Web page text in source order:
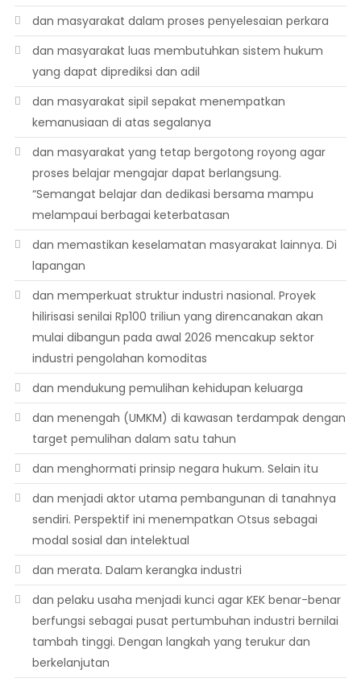
dan masyarakat dalam proses penyelesaian perkara
dan masyarakat luas membutuhkan sistem hukum
yang dapat diprediksi dan adil
dan masyarakat sipil sepakat menempatkan
kemanusiaan di atas segalanya
dan masyarakat yang tetap bergotong royong agar
proses belajar mengajar dapat berlangsung.
“Semangat belajar dan dedikasi bersama mampu
melampaui berbagai keterbatasan
dan memastikan keselamatan masyarakat lainnya. Di
lapangan
dan memperkuat struktur industri nasional. Proyek
hilirisasi senilai Rp100 triliun yang direncanakan akan
mulai dibangun pada awal 2026 mencakup sektor
industri pengolahan komoditas
dan mendukung pemulihan kehidupan keluarga
dan menengah (UMKM) di kawasan terdampak dengan
target pemulihan dalam satu tahun
dan menghormati prinsip negara hukum. Selain itu
dan menjadi aktor utama pembangunan di tanahnya
sendiri. Perspektif ini menempatkan Otsus sebagai
modal sosial dan intelektual
dan merata. Dalam kerangka industri
dan pelaku usaha menjadi kunci agar KEK benar-benar
berfungsi sebagai pusat pertumbuhan industri bernilai
tambah tinggi. Dengan langkah yang terukur dan
berkelanjutan